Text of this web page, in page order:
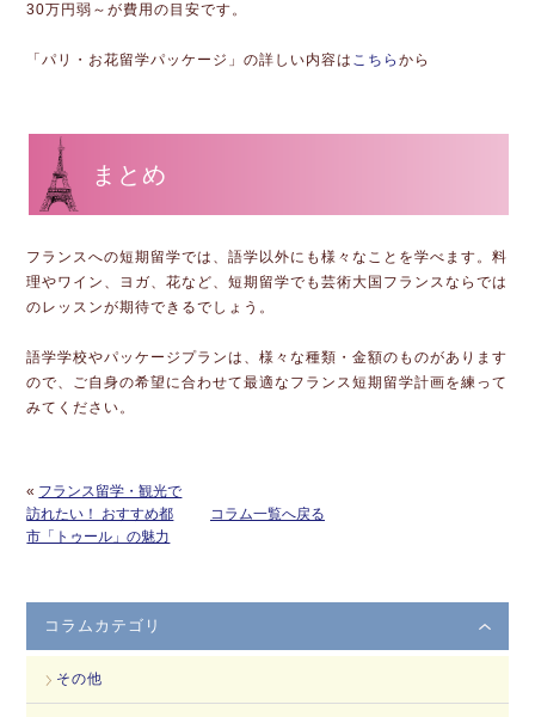
30万円弱～が費用の目安です。
「パリ・お花留学パッケージ」の詳しい内容は こちらから
まとめ
フランスへの短期留学では、語学以外にも様々なことを学べます。料
理やワイン、ヨガ、花など、短期留学でも芸術大国フランスならでは
のレッスンが期待できるでしょう。
語学学校やパッケージプランは、様々な種類・金額のものがあります
ので、ご自身の希望に合わせて最適なフランス短期留学計画を練って
みてください。
« フランス留学・観光で
訪れたい！ おすすめ都
市「トゥール」の魅力
コラム一覧へ戻る
コラムカテゴリ
その他